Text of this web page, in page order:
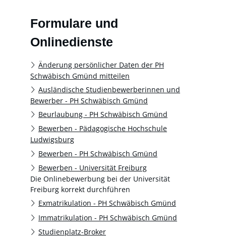
Formulare und
Onlinedienste
Änderung persönlicher Daten der PH
Schwäbisch Gmünd mitteilen
Ausländische Studienbewerberinnen und
Bewerber - PH Schwäbisch Gmünd
Beurlaubung - PH Schwäbisch Gmünd
Bewerben - Pädagogische Hochschule
Ludwigsburg
Bewerben - PH Schwäbisch Gmünd
Bewerben - Universität Freiburg
Die Onlinebewerbung bei der Universität
Freiburg korrekt durchführen
Exmatrikulation - PH Schwäbisch Gmünd
Immatrikulation - PH Schwäbisch Gmünd
Studienplatz-Broker